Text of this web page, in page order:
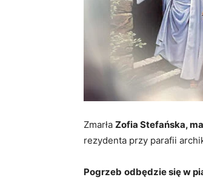
Zmarła Zofia Stefańska,
rezydenta przy parafii
Pogrzeb odbędzie się w